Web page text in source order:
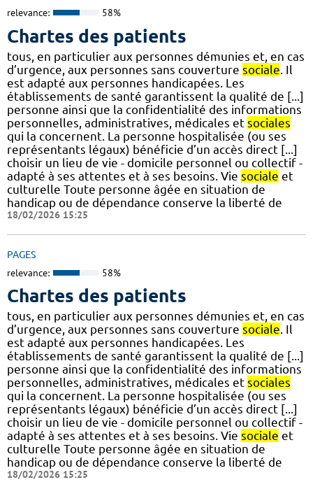
relevance: 58%
Chartes des patients
tous, en particulier aux personnes démunies et, en cas
d’urgence, aux personnes sans couverture sociale . Il
est adapté aux personnes handicapées. Les
établissements de santé garantissent la qualité de [...]
personne ainsi que la confidentialité des informations
personnelles, administratives, médicales et sociales
qui la concernent. La personne hospitalisée (ou ses
représentants légaux) bénéficie d’un accès direct [...]
choisir un lieu de vie - domicile personnel ou collectif -
adapté à ses attentes et à ses besoins. Vie sociale et
culturelle Toute personne âgée en situation de
handicap ou de dépendance conserve la liberté de
18/02/2026 15:25
PAGES
relevance: 58%
Chartes des patients
tous, en particulier aux personnes démunies et, en cas
d’urgence, aux personnes sans couverture sociale. Il
est adapté aux personnes handicapées. Les
établissements de santé garantissent la qualité de [...]
personne ainsi que la confidentialité des informations
personnelles, administratives, médicales et sociales
qui la concernent. La personne hospitalisée (ou ses
représentants légaux) bénéficie d’un accès direct [...]
choisir un lieu de vie - domicile personnel ou collectif -
adapté à ses attentes et à ses besoins. Vie sociale et
culturelle Toute personne âgée en situation de
handicap ou de dépendance conserve la liberté de
18/02/2026 15:25